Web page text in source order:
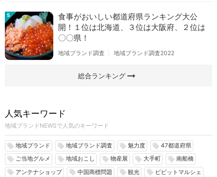
5
食事がおいしい都道府県ランキング大公
開！１位は北海道、３位は大阪府、２位は
〇〇県！
地域ブランド調査 地域ブランド調査2022
総合ランキングarrow_right_alt
人気キーワード
地域ブランドNEWSで人気のキーワード
local_offer 地域ブランド local_offer 地域ブランド調査 local_offer 魅力度 local_offer 47都道府県
local_offer ご当地グルメ local_offer 地域おこし local_offer 物産展 local_offer 大手町 local_offer 南船橋
local_offer アンテナショップ local_offer 中国商標問題 local_offer 観光 local_offer ビビットマルシェ